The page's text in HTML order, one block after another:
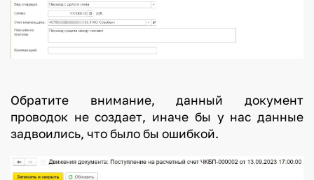
Обратите внимание, данный документ
проводок не создает, иначе бы у нас данные
задвоились, что было бы ошибкой.